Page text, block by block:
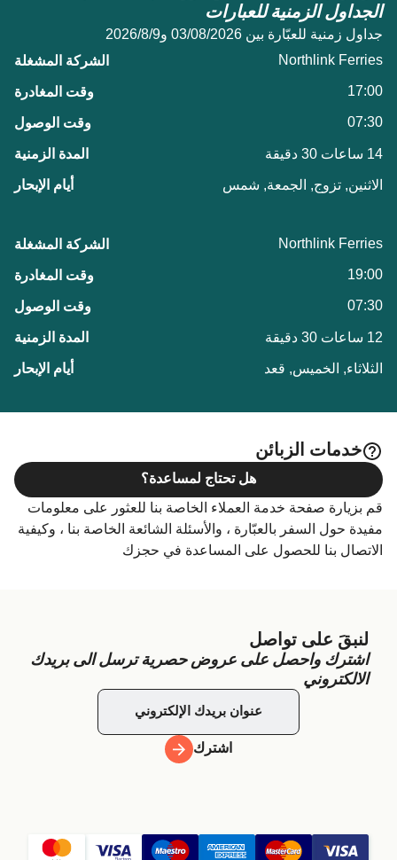
الجداول الزمنية للعبارات
جداول زمنية للعبّارة بين 03/08/2026 و9‏/8‏/2026
Northlink Ferries
17:00
07:30
14 ساعات 30 دقيقة
الاثنين, تزوج, الجمعة, شمس
Northlink Ferries
19:00
07:30
12 ساعات 30 دقيقة
الثلاثاء, الخميس, قعد
خدمات الزبائن
قم بزيارة صفحة خدمة العملاء الخاصة بنا للعثور على معلومات
مفيدة حول السفر بالعبّارة ، والأسئلة الشائعة الخاصة بنا ، وكيفية
الاتصال بنا للحصول على المساعدة في حجزك
هل تحتاج لمساعدة؟
لنبقَ على تواصل
اشترك واحصل على عروض حصرية ترسل الى بريدك
الالكتروني
اشترك